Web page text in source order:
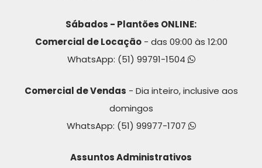
Sábados - Plantões ONLINE:
Comercial de Locação- das 09:00 às 12:00
WhatsApp: (51) 99791-1504
Comercial de Vendas - Dia inteiro, inclusive aos
domingos
WhatsApp: (51) 99977-1707
Assuntos Administrativos